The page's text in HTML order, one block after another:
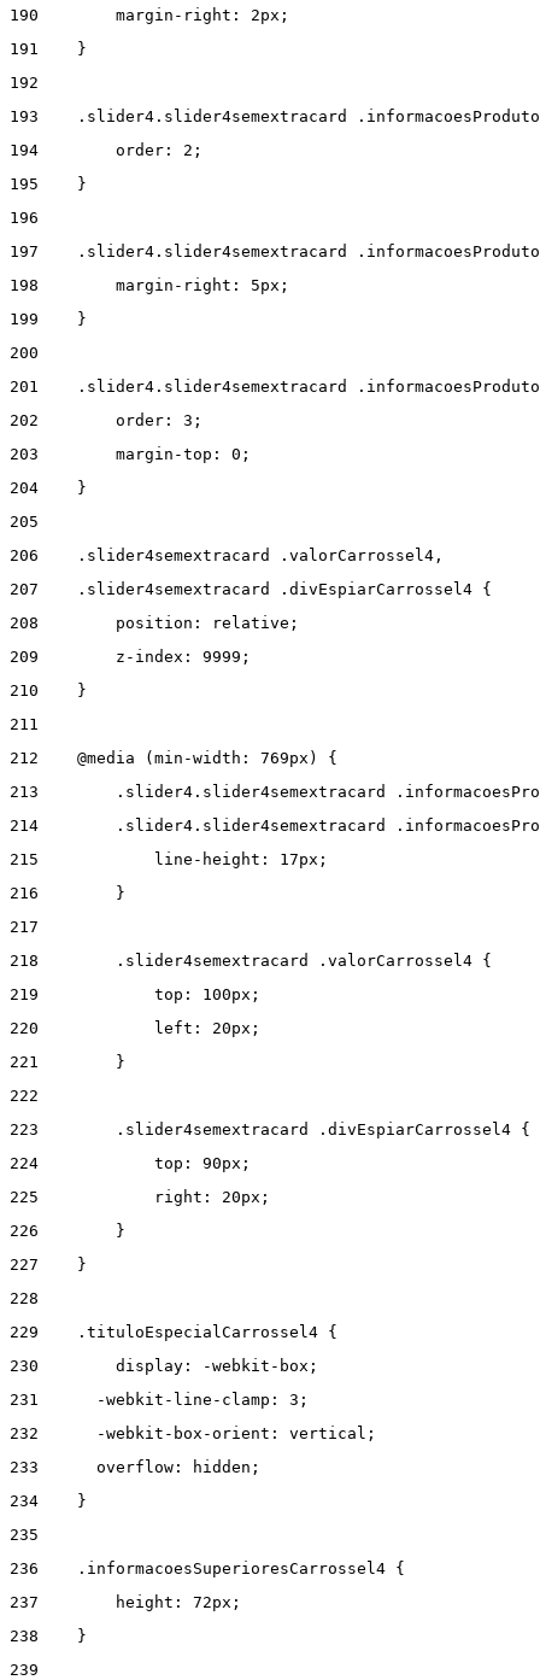
190
        margin-right: 2px;
191
    }
192
193
.slider4.slider4semextracard
194
        order: 2;
195
    }
196
197
.slider4.slider4semextracard
198
        margin-right: 5px;
199
    }
200
201
.slider4.slider4semextracard
202
        order: 3;
203
        margin-top: 0;
204
    }
205
206
    .slider4semextracard .valorCarrossel4,
207
    .slider4semextracard .divEspiarCarrossel4 {
208
        position: relative;
209
        z-index: 9999;
210
    }
211
212
    @media (min-width: 769px) {
213
.slider4.slider4semextracard
214
.slider4.slider4semextracard
215
            line-height: 17px;
216
        }
217
218
        .slider4semextracard .valorCarrossel4 {
219
            top: 100px;
220
            left: 20px;
221
        }
222
223
        .slider4semextracard .divEspiarCarrossel4 {
224
            top: 90px;
225
            right: 20px;
226
        }
227
    }
228
229
    .tituloEspecialCarrossel4 {
230
        display: -webkit-box;
231
      -webkit-line-clamp: 3;
232
      -webkit-box-orient: vertical;
233
      overflow: hidden;
234
    }
235
236
    .informacoesSuperioresCarrossel4 {
237
        height: 72px;
238
    }
239